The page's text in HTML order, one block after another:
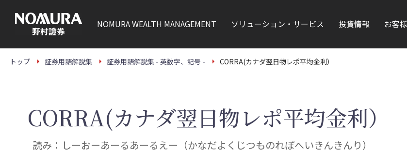
本
NOMURAWEALTH MANAGEMENT ソリューション・サービス 投資情報 お客
トップ 証券用語解説集 証券用語解説集 - 英数字、記号 - CORRA(カナダ翌日物レポ平均金利）
CORRA(カナダ翌日物レポ平均金利）
読み：しーおーあーるあーるえー（かなだよくじつものれぽへいきんきんり）